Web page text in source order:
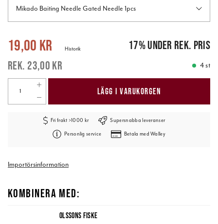
Mikado Baiting Needle Gated Needle 1pcs
Nuvarande pris: 23,00 kr
19,00 kr
23,00 kr
Historik 17%under rek. pris
4 st
LÄGG I VARUKORGEN
Fri frakt >1000 kr Supersnabba leveranser
Personlig service Betala med Walley
Importörsinformation
KOMBINERA MED:
OLSSONS FISKE